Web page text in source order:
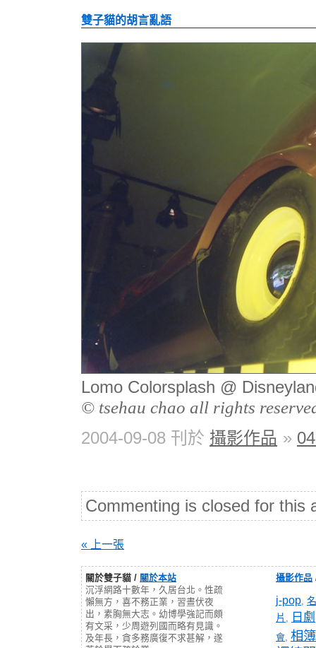
雙子貓的胡言亂語
Lomo Colorsplash @
© tsehau chao all rights
2004-09-08 刊於 攝影作品 »
Commenting is closed for this
« 上一張
關於雙子貓 / 關於本站
沉浮網路十數年，久居台北。性疏
懶無方，喜不務正業，習晝伏夜
出，素胸無大志。幼博學強記而頗
有文采，少周遊列國而略有見識。
及年長，貪多務廣復不求甚解，遂
攝影作品
j-pop,
片 , 日劇
會, 相簿